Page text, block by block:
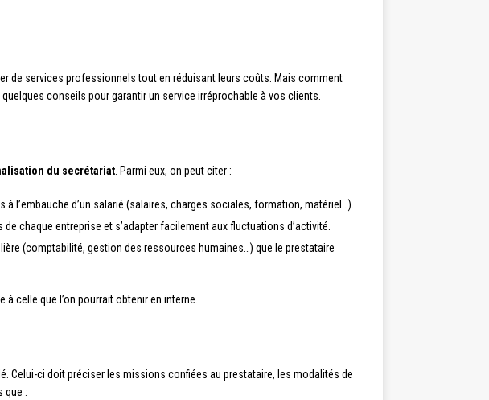
de services professionnels tout en réduisant leurs coûts. Mais comment
conseils pour garantir un service irréprochable à vos clients.
du secrétariat . Parmi eux, on peut citer :
l’embauche d’un salarié (salaires, charges sociales, formation, matériel…).
chaque entreprise et s’adapter facilement aux fluctuations d’activité.
(comptabilité, gestion des ressources humaines…) que le prestataire
celle que l’on pourrait obtenir en interne.
Celui-ci doit préciser les missions confiées au prestataire, les modalités de
que :